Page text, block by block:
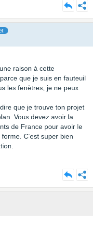
raison à cette
que je suis en fauteuil
les fenètres, je ne peux
que je trouve ton projet
Vous devez avoir la
de France pour avoir le
C'est super bien